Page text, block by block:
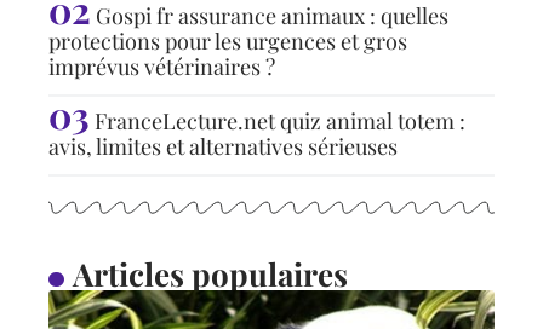
Gospi fr assurance animaux : quelles
protections pour les urgences et gros
imprévus vétérinaires ?
FranceLecture.net quiz animal totem :
avis, limites et alternatives sérieuses
Articles populaires